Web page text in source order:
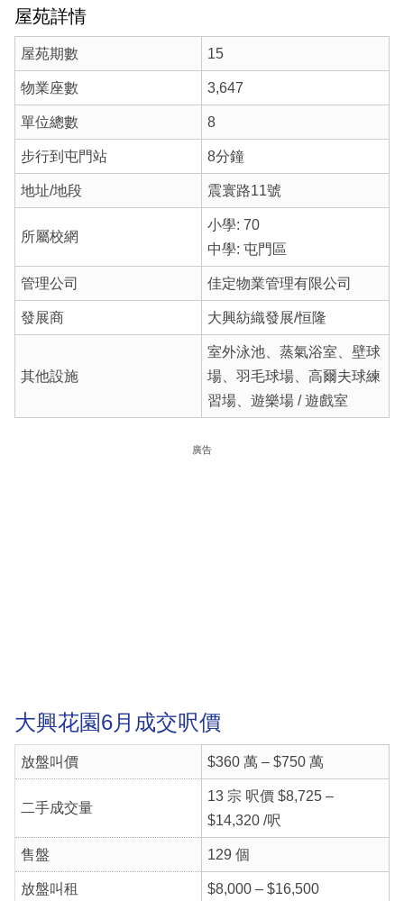
屋苑詳情
屋苑期數 15
物業座數 3,647
單位總數 8
步行到屯門站 8分鐘
地址/地段 震寰路11號
所屬校網
小學: 70
中學: 屯門區
管理公司 佳定物業管理有限公司
發展商 大興紡織發展/恒隆
其他設施
室外泳池、蒸氣浴室、壁球
場、羽毛球場、高爾夫球練
習場、遊樂場 / 遊戲室
廣告
大興花園6月成交呎價
放盤叫價 $360 萬 – $750 萬
二手成交量
13 宗 呎價 $8,725 –
$14,320 /呎
售盤 129 個
放盤叫租 $8,000 – $16,500